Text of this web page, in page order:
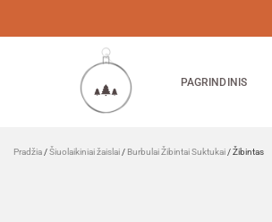
PAGRINDINIS
Pradžia /Šiuolaikiniai žaislai / Burbulai Žibintai Suktukai / Žibintas